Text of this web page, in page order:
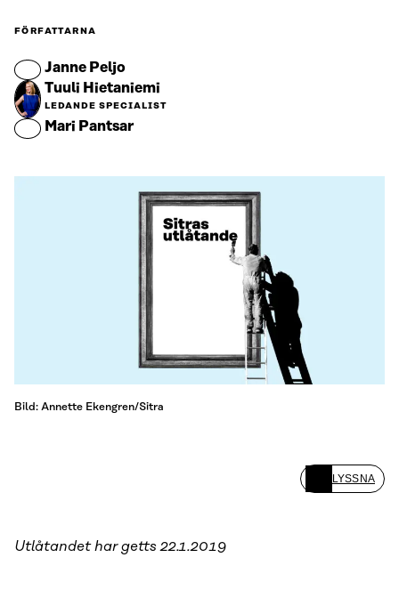
FÖRFATTARNA
Janne Peljo
Tuuli Hietaniemi
LEDANDE SPECIALIST
Mari Pantsar
Bild: Annette Ekengren/Sitra
LYSSNA
Utlåtandet har getts 22.1.2019